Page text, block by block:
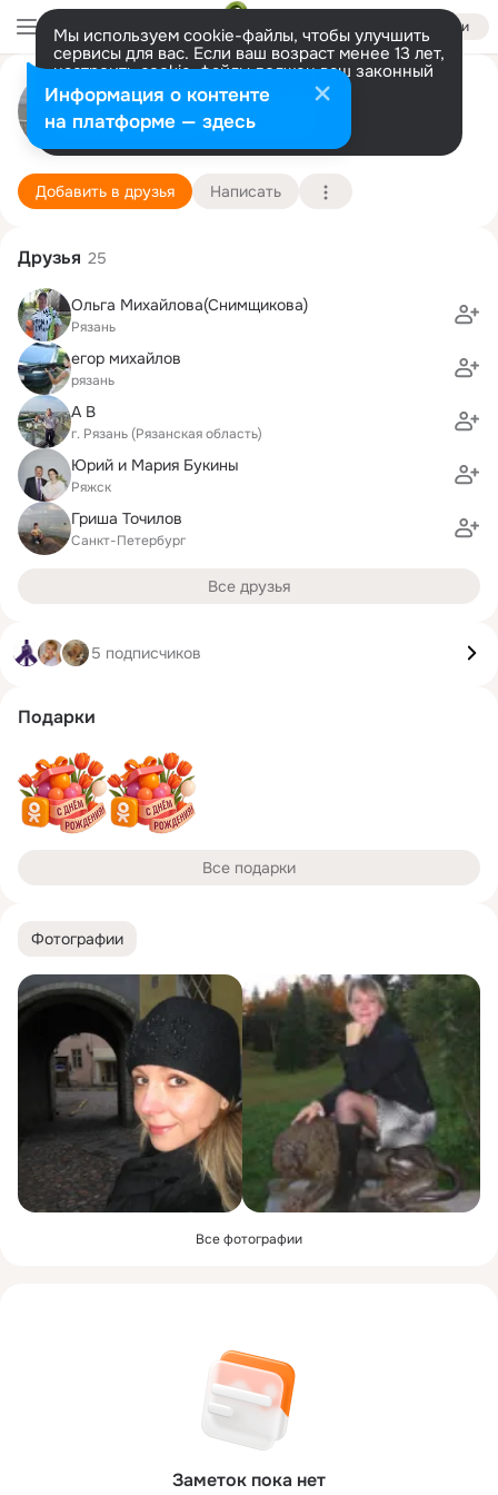
Войти
Мы используем cookie-файлы, чтобы улучшить
сервисы для вас. Если ваш возраст менее 13 лет,
настроить cookie-файлы должен ваш законный
представитель. Больше информации
Разрешить все Настроить
Лидия Точилова
Санкт-Петербург
362 школа
Подробнее
Добавить в друзья Написать
Фотографии
Все фотографии
Заметок пока нет
Друзья 25
Ольга Михайлова(Снимщикова)
Рязань
егор михайлов
рязань
А В
г. Рязань (Рязанская область)
Юрий и Мария Букины
Ряжск
Гриша Точилов
Санкт-Петербург
Все друзья
5 подписчиков
Подарки
Все подарки
Информация о контенте
на платформе — здесь